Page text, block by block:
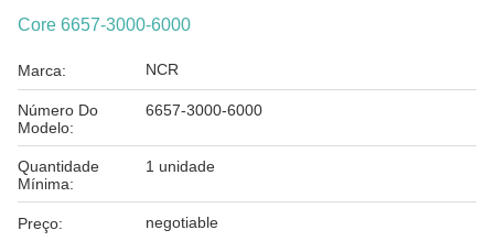
Core 6657-3000-6000
Marca: NCR
Número Do
Modelo:
6657-3000-6000
Quantidade
Mínima:
1 unidade
Preço: negotiable